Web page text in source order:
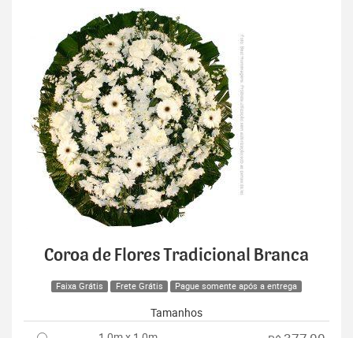
Coroa de Flores Tradicional Branca
Faixa Grátis Frete Grátis Pague somente após a entrega
Tamanhos